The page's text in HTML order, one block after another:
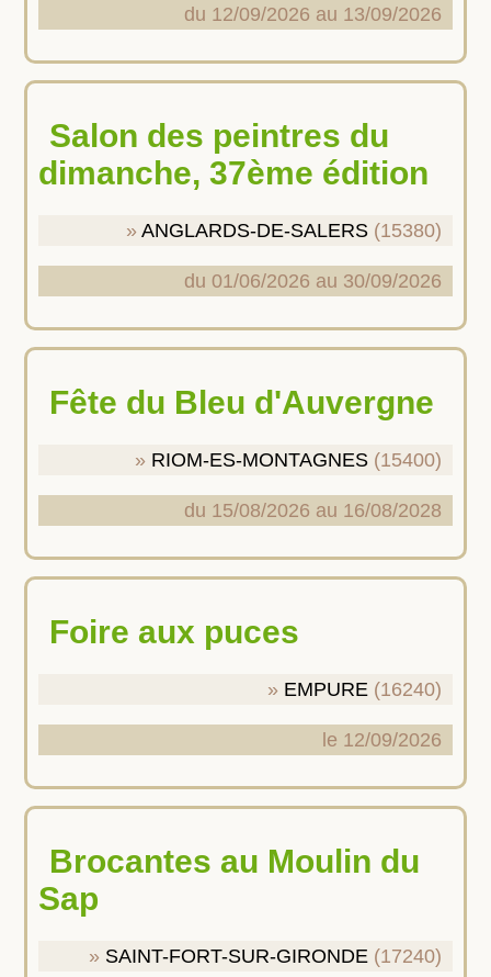
du 12/09/2026 au 13/09/2026
Salon des peintres du
dimanche, 37ème édition
ANGLARDS-DE-SALERS (15380)
du 01/06/2026 au 30/09/2026
Fête du Bleu d'Auvergne
RIOM-ES-MONTAGNES (15400)
du 15/08/2026 au 16/08/2028
Foire aux puces
EMPURE (16240)
le 12/09/2026
Brocantes au Moulin du
Sap
SAINT-FORT-SUR-GIRONDE (17240)